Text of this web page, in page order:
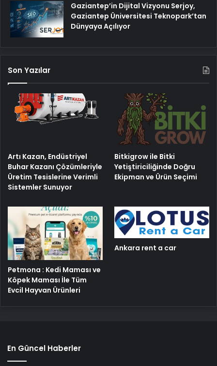
Gaziantep’in Dijital Vizyonu Serjoy,
Gaziantep Üniversitesi Teknopark’tan
Dünyaya Açılıyor
Son Yazılar
Artı Kazan, Endüstriyel
Buhar Kazanı Çözümleriyle
Üretim Tesislerine Verimli
Sistemler Sunuyor
Bitkigrow ile Bitki
Yetiştiriciliğinde Doğru
Ekipman ve Ürün Seçimi
Petmona : Kedi Maması ve
Köpek Maması İle Tüm
Evcil Hayvan Ürünleri
Ankara rent a car
En Güncel Haberler